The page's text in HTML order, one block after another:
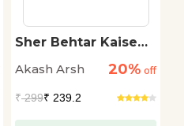
Sher Behtar Kaise
Akash Arsh
20% off
₹299₹ 239.2